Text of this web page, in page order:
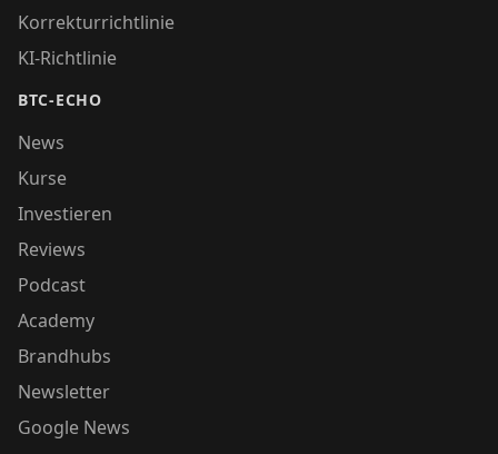
Korrekturrichtlinie
KI-Richtlinie
BTC-ECHO
News
Kurse
Investieren
Reviews
Podcast
Academy
Brandhubs
Newsletter
Google News